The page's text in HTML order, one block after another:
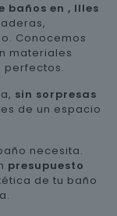
baños en , Illes
Conocemos
materiales
perfectos.
sin sorpresas
de un espacio
necesita.
presupuesto
de tu baño